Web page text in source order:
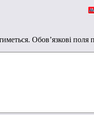
Обов’язкові поля